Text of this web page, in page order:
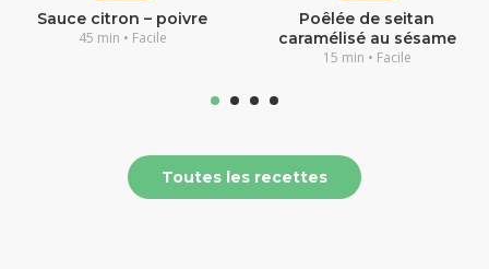
Sauce citron – poivre
45 min • Facile
Poêlée de seitan
caramélisé au sésame
15 min • Facile
Toutes les recettes